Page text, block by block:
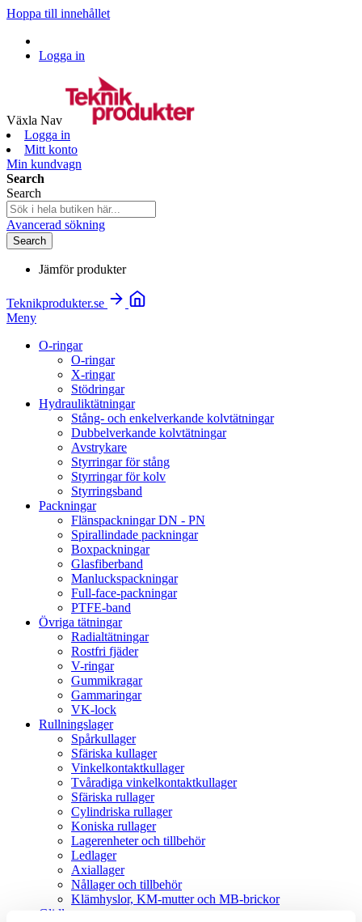
Hoppa till innehållet
Logga in
Växla Nav
Logga in
Mitt konto
Min kundvagn
Search
Search
Avancerad sökning
Search
Jämför produkter
Teknikprodukter.se
Meny
O-ringar
O-ringar
X-ringar
Stödringar
Hydrauliktätningar
Stång- och enkelverkande kolvtätningar
Dubbelverkande kolvtätningar
Avstrykare
Styrringar för stång
Styrringar för kolv
Styrringsband
Packningar
Flänspackningar DN - PN
Spirallindade packningar
Boxpackningar
Glasfiberband
Manluckspackningar
Full-face-packningar
PTFE-band
Övriga tätningar
Radialtätningar
Rostfri fjäder
V-ringar
Gummikragar
Gammaringar
VK-lock
Rullningslager
Spårkullager
Sfäriska kullager
Vinkelkontaktkullager
Tvåradiga vinkelkontaktkullager
Sfäriska rullager
Cylindriska rullager
Koniska rullager
Lagerenheter och tillbehör
Ledlager
Axiallager
Nållager och tillbehör
Klämhyslor, KM-mutter och MB-brickor
Glidlager